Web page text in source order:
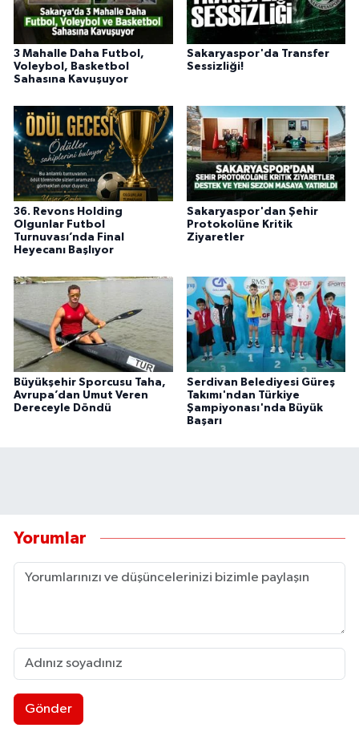
3 Mahalle Daha Futbol,
Voleybol, Basketbol
Sahasına Kavuşuyor
Sakaryaspor'da Transfer
Sessizliği!
36. Revons Holding
Olgunlar Futbol
Turnuvası’nda Final
Heyecanı Başlıyor
Sakaryaspor'dan Şehir
Protokolüne Kritik
Ziyaretler
Büyükşehir Sporcusu Taha,
Avrupa’dan Umut Veren
Dereceyle Döndü
Serdivan Belediyesi Güreş
Takımı'ndan Türkiye
Şampiyonası'nda Büyük
Başarı
Yorumlar
Gönder